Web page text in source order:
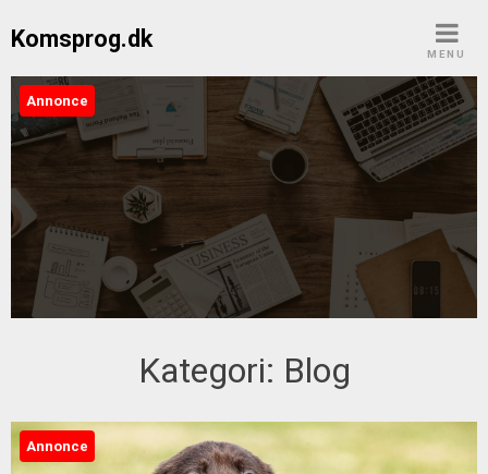
Komsprog.dk
MENU
Komsprog.dk
Annonce
Kategori: Blog
Annonce